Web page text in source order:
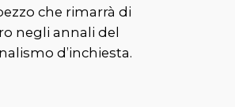
che rimarrà di
negli annali del
d’inchiesta.